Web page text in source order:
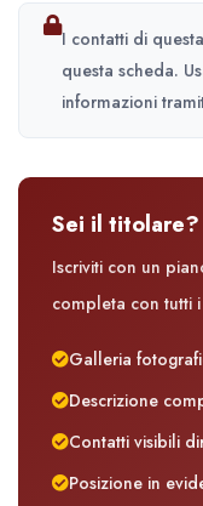
I contatti di
questa scheda.
informazioni
Sei il
Iscriviti con un
completa con tutti
Galleria
Descrizione
Contatti visibili
Posizione in